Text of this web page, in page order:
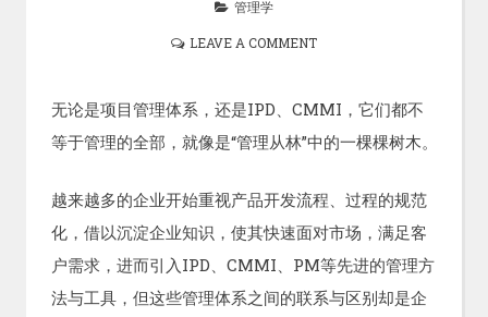
管理学
LEAVE A COMMENT
无论是项目管理体系，还是IPD、CMMI，它们都不
等于管理的全部，就像是“管理从林”中的一棵棵树木。
越来越多的企业开始重视产品开发流程、过程的规范
化，借以沉淀企业知识，使其快速面对市场，满足客
户需求，进而引入IPD、CMMI、PM等先进的管理方
法与工具，但这些管理体系之间的联系与区别却是企